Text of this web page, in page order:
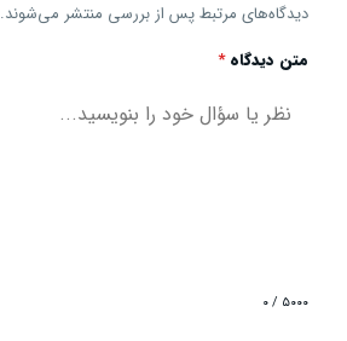
دیدگاه‌های مرتبط پس از بررسی منتشر می‌شوند.
متن دیدگاه*
۰ / ۵۰۰۰